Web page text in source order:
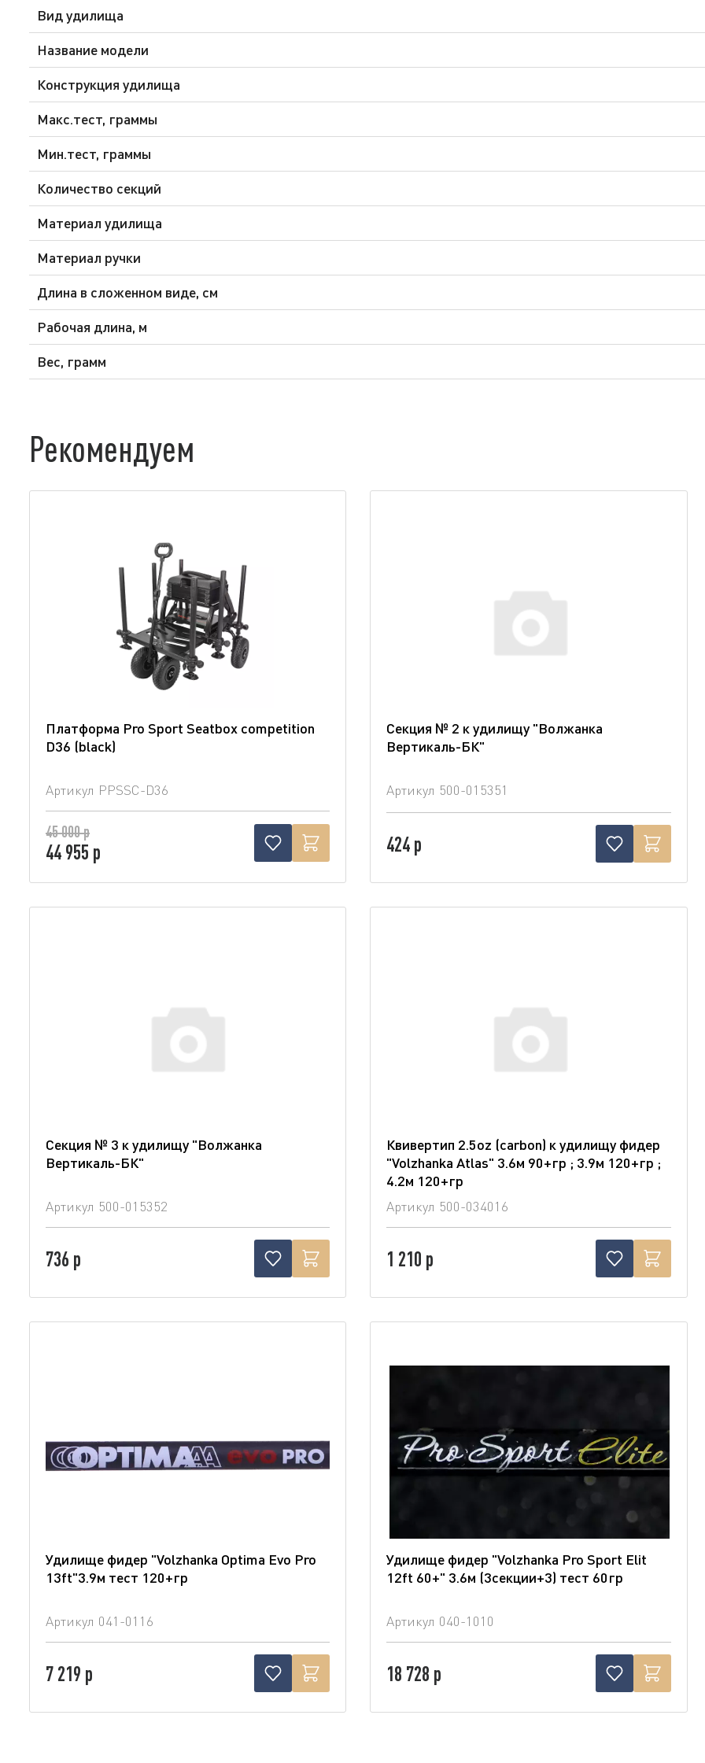
Вид удилища
Название модели
Конструкция удилища
Макс.тест, граммы
Мин.тест, граммы
Количество секций
Материал удилища
Материал ручки
Длина в сложенном виде, см
Рабочая длина, м
Вес, грамм
Рекомендуем
Платформа Pro Sport Seatbox competition
D36 (blaсk)
Артикул PPSSC-D36
45 000 р
44 955 р
Секция № 2 к удилищу "Волжанка
Вертикаль-БК"
Артикул 500-015351
424 р
Секция № 3 к удилищу "Волжанка
Вертикаль-БК"
Артикул 500-015352
736 р
Квивертип 2.5oz (carbon) к удилищу фидер
"Volzhanka Atlas" 3.6м 90+гр ; 3.9м 120+гр ;
4.2м 120+гр
Артикул 500-034016
1 210 р
Удилище фидер "Volzhanka Optima Evo Pro
13ft"3.9м тест 120+гр
Артикул 041-0116
7 219 р
Удилище фидер "Volzhanka Pro Sport Elit
12ft 60+" 3.6м (3секции+3) тест 60гр
Артикул 040-1010
18 728 р